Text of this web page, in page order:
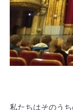
私たちはそのう